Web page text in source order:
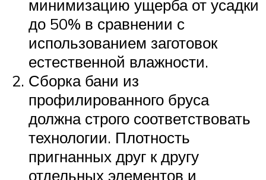
минимизацию ущерба от усадки
до 50% в сравнении с
использованием заготовок
естественной влажности.
Сборка бани из
профилированного бруса
должна строго соответствовать
технологии. Плотность
пригнанных друг к другу
отдельных элементов и